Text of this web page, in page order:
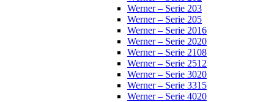
Werner – Serie 203
Werner – Serie 205
Werner – Serie 2016
Werner – Serie 2020
Werner – Serie 2108
Werner – Serie 2512
Werner – Serie 3020
Werner – Serie 3315
Werner – Serie 4020